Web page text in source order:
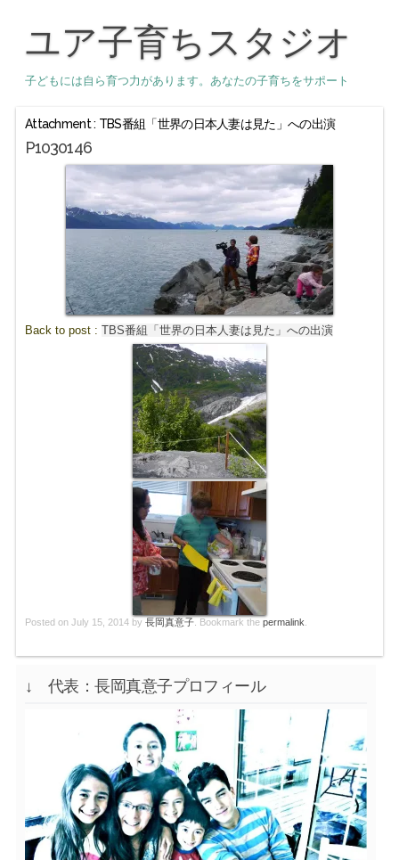
ユア子育ちスタジオ
子どもには自ら育つ力があります。あなたの子育ちをサポート
Attachment : TBS番組「世界の日本人妻は見た」への出演
P1030146
Back to post : TBS番組「世界の日本人妻は見た」への出演
Posted on July 15, 2014 by 長岡真意子. Bookmark the permalink
↓ 代表：長岡真意子プロフィール